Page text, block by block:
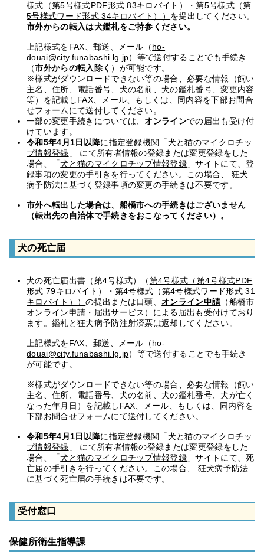
様式（第5号様式PDF形式 83キロバイト）
・第5号様式（第
5号様式ワード形式 34キロバイト）） を提出してください。
市外からの転入は犬鑑札をご持参ください。
上記様式をFAX、郵送、メール（ho-
douai@city.funabashi.lg.jp）等で送付することでも手続き
（市外からの転入除く ）が可能です。
※様式がダウンロードできない等の場合、必要な情報（飼い
主名、住所、電話番号、犬の名前、犬の鑑札番号、変更内容
等）を記載しFAX、メール、もしくは、同内容を下部お問合
せフォームにて送付してください。
一部の変更手続きについては、オンラインでの届出も受け付
けています。
令和5年4月1日以降に指定登録機関「犬と猫のマイクロチッ
プ情報登録 」 にて所有者情報の登録または変更登録をした
場合、「犬と猫のマイクロチップ情報登録 」サイトにて、登
録事項の変更の手引きを行ってください。この場合、 狂犬
病予防法に基づく登録事項の変更の手続きは不要です。
市外へ転出した場合は、船橋市への手続きはございません
（転出先の自治体で手続きをおこなってください）。
犬の死亡届
犬の死亡届出書（第4号様式）（第4号様式（第4号様式PDF
形式 79キロバイト）
・ 第4号様式（第4号様式ワード形式 31
キロバイト））の提出または口頭、オンライン申請（船橋市
オンライン申請・届出サービス）による届出も受付けており
ます。鑑札と狂犬病予防注射済票は返却してください。
上記様式をFAX、郵送、メール（ho-
douai@city.funabashi.lg.jp）等で送付することでも手続き
が可能です。
※様式がダウンロードできない等の場合、必要な情報（飼い
主名、住所、電話番号、犬の名前、犬の鑑札番号、犬が亡く
なった年月日）を記載しFAX、メール、もしくは、同内容を
下部お問合せフォームにて送付してください。
令和5年4月1日以降に指定登録機関「犬と猫のマイクロチッ
プ情報登録 」 にて所有者情報の登録または変更登録をした
場合、「犬と猫のマイクロチップ情報登録 」サイトにて、死
亡届の手引きを行ってください。この場合、 狂犬病予防法
に基づく死亡届の手続きは不要です。
受付窓口
保健所衛生指導課